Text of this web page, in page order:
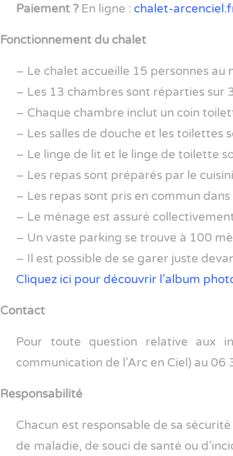
Paiement ?En ligne :chalet-
Fonctionnement du chalet
– Le chalet accueille 15 personnes au
– Les 13 chambres sont réparties sur
– Chaque chambre inclut un coin
– Les salles de douche et les toilettes
– Le linge de lit et le linge de toilette
– Les repas sont préparés par le
– Les repas sont pris en commun
– Le ménage est assuré
– Un vaste parking se trouve à 100
– Il est possible de se garer juste
Cliquez ici pour découvrir l’album
Contact
Pour toute question relative aux
communication de l’Arc en Ciel) au
Responsabilité
Chacun est responsable de sa
de maladie, de souci de santé ou